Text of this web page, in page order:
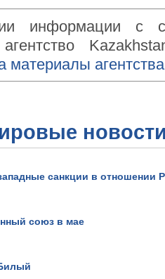
информации с
материалы
санкции в отношении
союз в мае